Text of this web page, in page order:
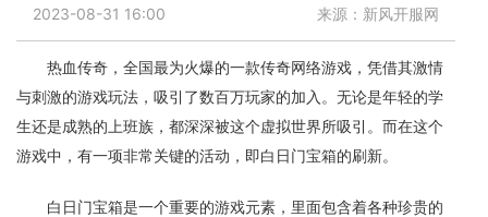
2023-08-31 16:00 来源：新风开服网
热血传奇，全国最为火爆的一款传奇网络游戏，凭借其激情
与刺激的游戏玩法，吸引了数百万玩家的加入。无论是年轻的学
生还是成熟的上班族，都深深被这个虚拟世界所吸引。而在这个
游戏中，有一项非常关键的活动，即白日门宝箱的刷新。
白日门宝箱是一个重要的游戏元素，里面包含着各种珍贵的